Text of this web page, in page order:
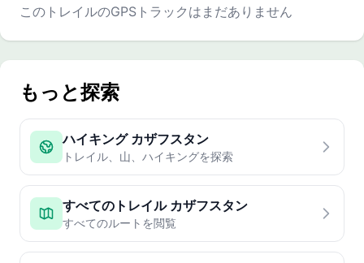
このトレイルのGPSトラックはまだありません
もっと探索
ハイキング カザフスタン
トレイル、山、ハイキングを探索
すべてのトレイル カザフスタン
すべてのルートを閲覧